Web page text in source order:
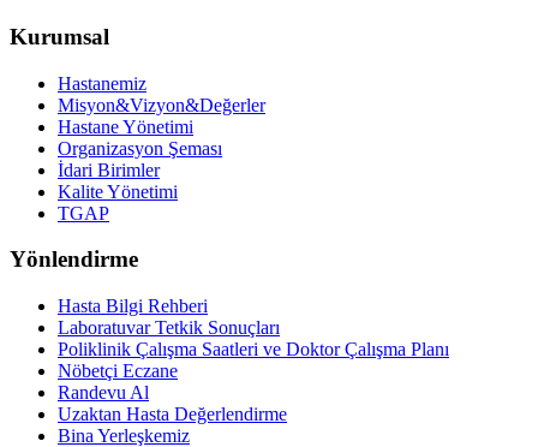
Kurumsal
Hastanemiz
Misyon&Vizyon&Değerler
Hastane Yönetimi
Organizasyon Şeması
İdari Birimler
Kalite Yönetimi
TGAP
Yönlendirme
Hasta Bilgi Rehberi
Laboratuvar Tetkik Sonuçları
Poliklinik Çalışma Saatleri ve Doktor Çalışma Planı
Nöbetçi Eczane
Randevu Al
Uzaktan Hasta Değerlendirme
Bina Yerleşkemiz